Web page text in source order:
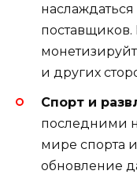
поставщиков.
и других
Спорт и
последними
мире спорта
обновление